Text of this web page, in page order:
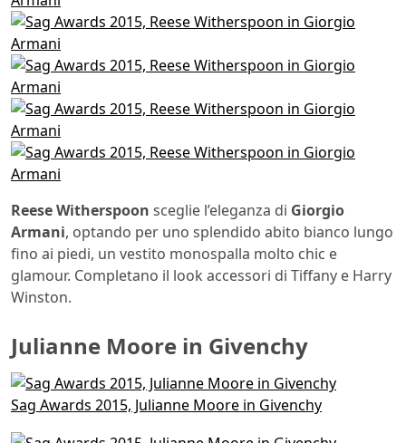
Reese Witherspoon sceglie l’eleganza di Giorgio
Armani, optando per uno splendido abito bianco lungo
fino ai piedi, un vestito monospalla molto chic e
glamour. Completano il look accessori di Tiffany e Harry
Winston.
Julianne Moore in Givenchy
Sag Awards 2015, Julianne Moore in Givenchy